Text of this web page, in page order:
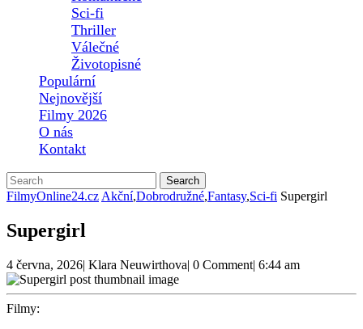
Sci-fi
Thriller
Válečné
Životopisné
Populární
Nejnovější
Filmy 2026
O nás
Kontakt
Close
Button
Search
for:
FilmyOnline24.cz Akční,Dobrodružné,Fantasy,Sci-fi Supergirl
Supergirl
4 června, 20264
června,
2026
| Klara NeuwirthovaKlara
| 0 Comment| 6:44 am
Filmy: